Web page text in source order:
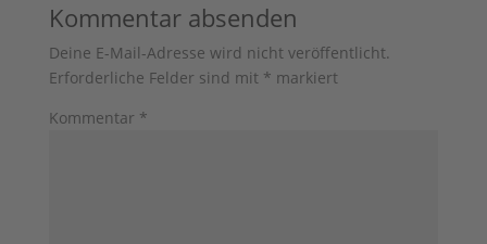
Kommentar absenden
Deine E-Mail-Adresse wird nicht veröffentlicht.
Erforderliche Felder sind mit * markiert
Kommentar *